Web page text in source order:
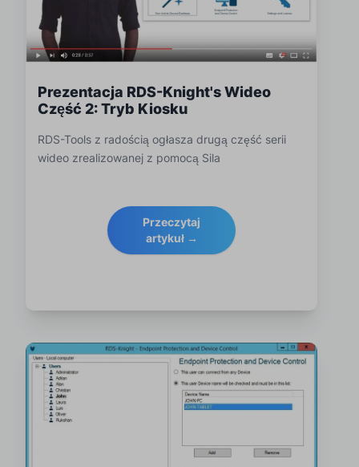
Prezentacja RDS-Knight's Wideo
Część 2: Tryb Kiosku
RDS-Tools z radością ogłasza drugą część serii
wideo zrealizowanej z pomocą Sila
Przeczytaj
artykuł →